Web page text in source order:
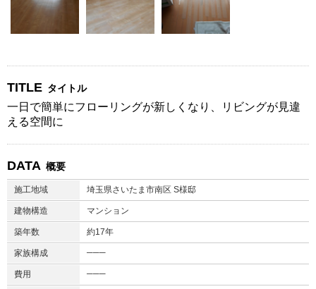
TITLE タイトル
一日で簡単にフローリングが新しくなり、リビングが見違
える空間に
DATA 概要
施工地域 埼玉県さいたま市南区 S様邸
建物構造 マンション
築年数 約17年
家族構成 ───
費用 ───